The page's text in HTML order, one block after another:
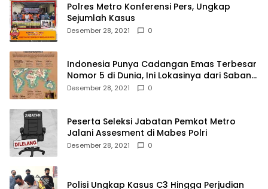
Polres Metro Konferensi Pers, Ungkap
Sejumlah Kasus
Desember 28, 2021 0
Indonesia Punya Cadangan Emas Terbesar
Nomor 5 di Dunia, Ini Lokasinya dari Sabang
hingga Merauke
Desember 28, 2021 0
Peserta Seleksi Jabatan Pemkot Metro
Jalani Assesment di Mabes Polri
Desember 28, 2021 0
Polisi Ungkap Kasus C3 Hingga Perjudian